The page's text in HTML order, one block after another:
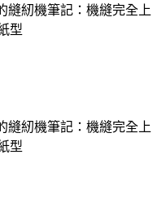
縫紉機筆記：機縫完全上
型
縫紉機筆記：機縫完全上
型